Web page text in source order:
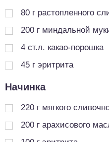
80 г растопленного
200 г миндальной
4 ст.л. какао-порошка
45 г эритрита
Начинка
220 г мягкого
200 г арахисового